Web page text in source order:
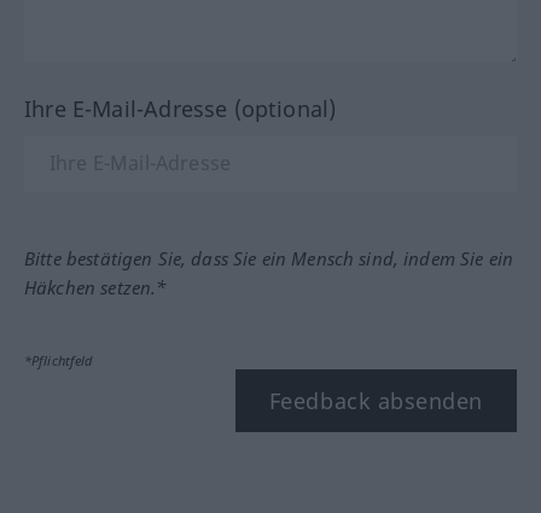
Ihre E-Mail-Adresse (optional)
Bitte bestätigen Sie, dass Sie ein Mensch sind, indem Sie ein
Häkchen setzen.*
*Pflichtfeld
Feedback absenden